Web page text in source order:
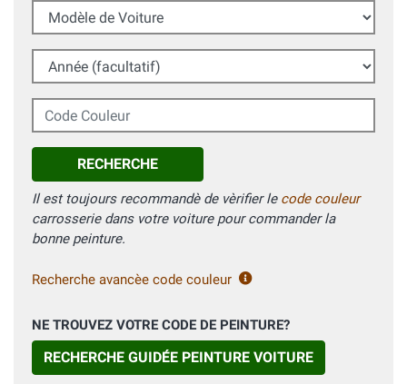
Modèle de Voiture
Année (facultatif)
Code Couleur
RECHERCHE
Il est toujours recommandè de vèrifier le code couleur
carrosserie dans votre voiture pour commander la
bonne peinture.
Recherche avancèe code couleur
NE TROUVEZ VOTRE CODE DE PEINTURE?
RECHERCHE GUIDÉE PEINTURE VOITURE